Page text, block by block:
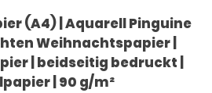
(A4) | Aquarell Pinguine
Weihnachtspapier |
| beidseitig bedruckt |
| 90 g/m²